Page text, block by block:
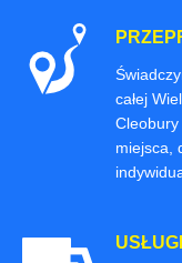
całej
miejsca,